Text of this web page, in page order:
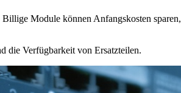
Module können Anfangskosten
die Verfügbarkeit von Ersatzteilen.